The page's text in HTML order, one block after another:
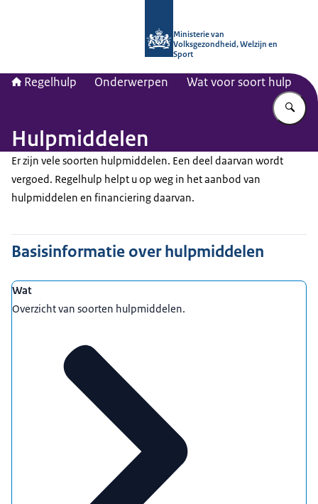
Ministerie van
Volksgezondheid, Welzijn en
Sport
Regelhulp Onderwerpen Wat voor soort hulp
Hulpmiddelen
Er zijn vele soorten hulpmiddelen. Een deel daarvan wordt
vergoed. Regelhulp helpt u op weg in het aanbod van
hulpmiddelen en financiering daarvan.
Basisinformatie over hulpmiddelen
Wat
Overzicht van soorten hulpmiddelen.